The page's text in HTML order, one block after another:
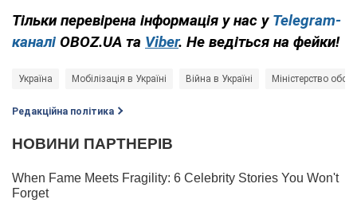
Тільки перевірена інформація у нас у Telegram-
каналі OBOZ.UA та Viber. Не ведіться на фейки!
Україна Мобілізація в Україні Війна в Україні Міністерство
Редакційна політика